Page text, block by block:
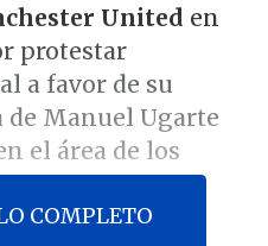
United en
protestar
a favor de su
Manuel Ugarte
el área de los
COMPLETO